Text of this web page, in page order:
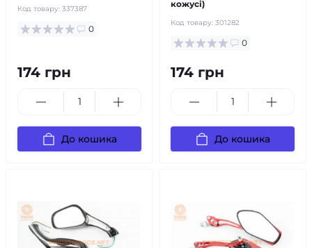
Код товару: 337387
0
174 грн
До кошика
кожусі)
Код товару: 301282
0
174 грн
До кошика